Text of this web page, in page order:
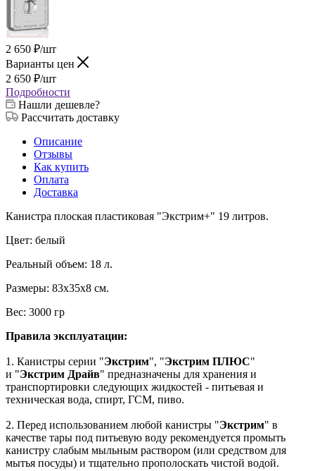
2 650 ₽/шт
Варианты цен
2 650 ₽/шт
Подробности
Нашли дешевле?
Рассчитать доставку
Описание
Отзывы
Как купить
Оплата
Доставка
Канистра плоская пластиковая "Экстрим+" 19 литров.
Цвет: белый
Реальный объем: 18 л.
Размеры: 83х35х8 см.
Вес: 3000 гр
Правила эксплуатации:
1. Канистры серии "Экстрим", "Экстрим ПЛЮС"
и "Экстрим Драйв" предназначены для хранения и
транспортировки следующих жидкостей - питьевая и
техническая вода, спирт, ГСМ, пиво.
2. Перед использованием любой канистры "Экстрим" в
качестве тары под питьевую воду рекомендуется промыть
канистру слабым мыльным раствором (или средством для
мытья посуды) и тщательно прополоскать чистой водой.